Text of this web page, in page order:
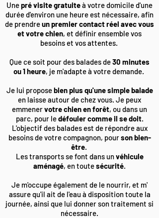
Unepré visite gratuiteà votre domicile d'une
durée d'environ une heure est nécessaire, afin
de prendreun premier contact réel avec vous
et votre chien, et définir ensemble vos
besoins et vos attentes.
Que ce soit pour des balades de30 minutes
ou 1 heure, je m'adapte à votre demande.
Je lui proposebien plus qu'une simple balade
en laisse autour de chez vous. Je peux
emmenervotre chien en forêt, ou dans un
parc, pour ledéfouler comme il se doit.
L'objectif des balades est de répondre aux
besoins de votre compagnon, pourson bien-
être.
Les transports se font dans unvéhicule
aménagé, en toutesécurité.
Je m'occupe également de le nourrir, et m'
assure qu'il ait de l'eau à disposition toute la
journée, ainsi que lui donner son traitement si
nécessaire.